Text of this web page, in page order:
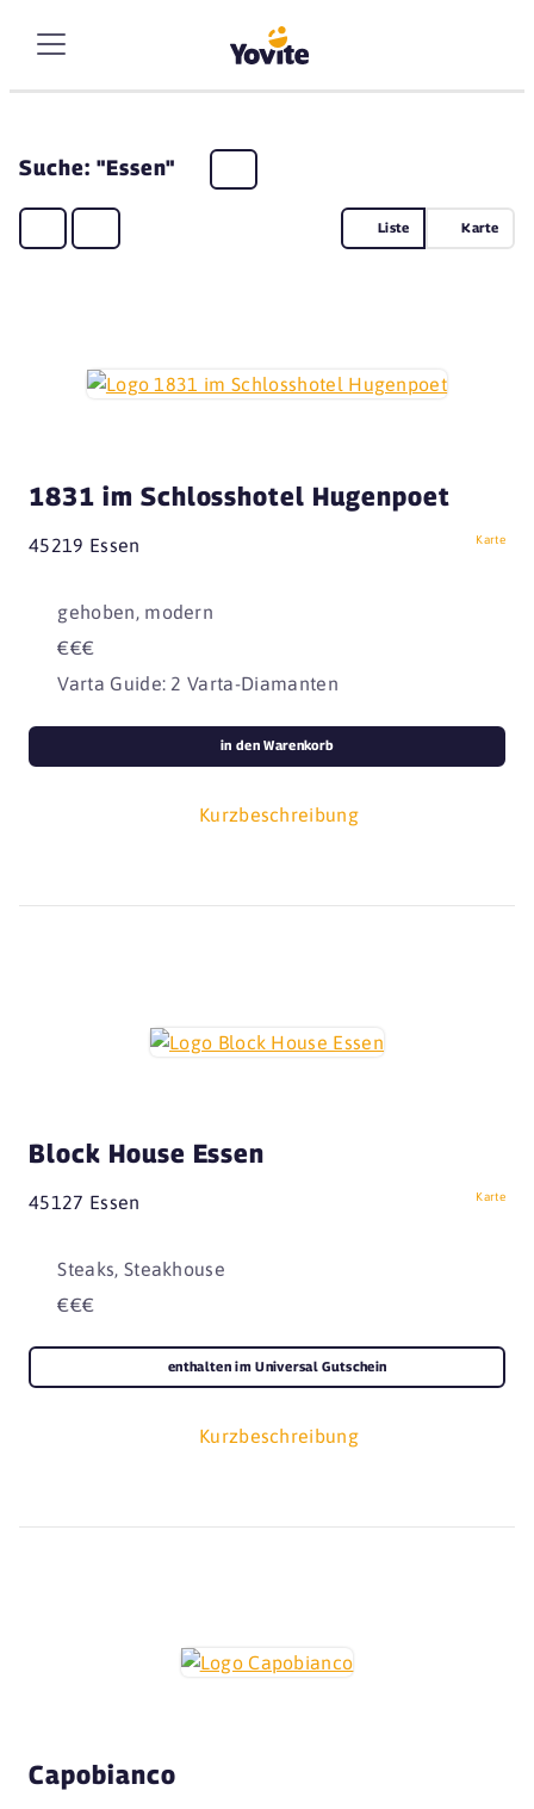
Suche: "Essen"
Liste Karte
1831 im Schlosshotel Hugenpoet
45219 Essen Karte
gehoben, modern
€€€
Varta Guide: 2 Varta-Diamanten
Kurzbeschreibung
in den Warenkorb
Block House Essen
45127 Essen Karte
Steaks, Steakhouse
€€€
Kurzbeschreibung
enthalten im Universal Gutschein
Capobianco